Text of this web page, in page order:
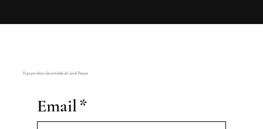
Email*
Fique por dentro das novidades da Casa do Parquet